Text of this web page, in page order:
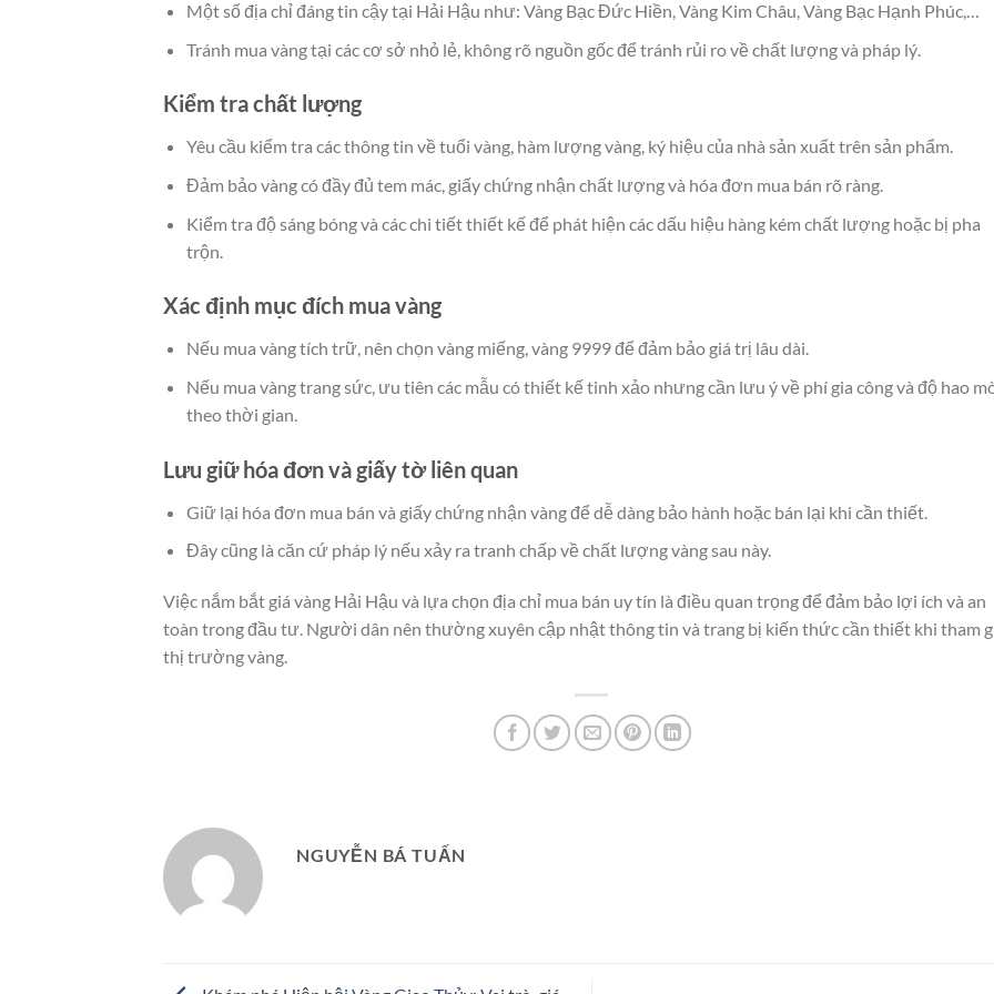
Một số địa chỉ đáng tin cậy tại Hải Hậu như: Vàng Bạc Đức Hiền, Vàng Kim Châu, Vàng Bạc Hạnh Phúc,…
Tránh mua vàng tại các cơ sở nhỏ lẻ, không rõ nguồn gốc để tránh rủi ro về chất lượng và pháp lý.
Kiểm tra chất lượng
Yêu cầu kiểm tra các thông tin về tuổi vàng, hàm lượng vàng, ký hiệu của nhà sản xuất trên sản phẩm.
Đảm bảo vàng có đầy đủ tem mác, giấy chứng nhận chất lượng và hóa đơn mua bán rõ ràng.
Kiểm tra độ sáng bóng và các chi tiết thiết kế để phát hiện các dấu hiệu hàng kém chất lượng hoặc bị pha
trộn.
Xác định mục đích mua vàng
Nếu mua vàng tích trữ, nên chọn vàng miếng, vàng 9999 để đảm bảo giá trị lâu dài.
Nếu mua vàng trang sức, ưu tiên các mẫu có thiết kế tinh xảo nhưng cần lưu ý về phí gia công và độ hao
theo thời gian.
Lưu giữ hóa đơn và giấy tờ liên quan
Giữ lại hóa đơn mua bán và giấy chứng nhận vàng để dễ dàng bảo hành hoặc bán lại khi cần thiết.
Đây cũng là căn cứ pháp lý nếu xảy ra tranh chấp về chất lượng vàng sau này.
Việc nắm bắt giá vàng Hải Hậu và lựa chọn địa chỉ mua bán uy tín là điều quan trọng để đảm bảo lợi ích và an
toàn trong đầu tư. Người dân nên thường xuyên cập nhật thông tin và trang bị kiến thức cần thiết khi tham
thị trường vàng.
NGUYỄN BÁ TUẤN